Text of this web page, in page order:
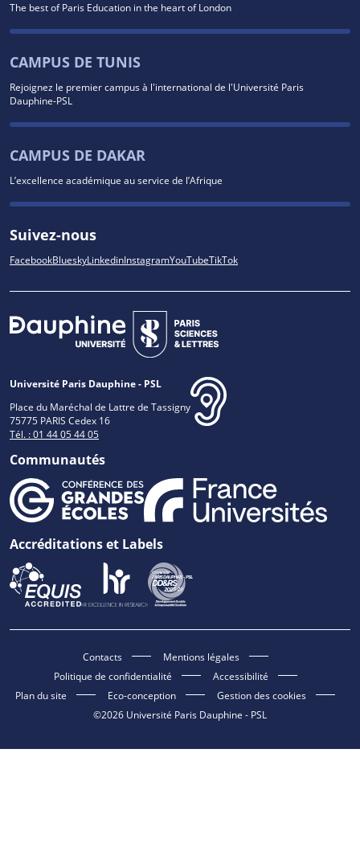
The best of Paris Education in the heart of London
CAMPUS DE TUNIS
Rejoignez le premier campus à l'international de l'Université Paris
Dauphine-PSL
CAMPUS DE DAKAR
L’excellence académique au service de l’Afrique
Suivez-nous
FacebookBlueskyLinkedinInstagramYouTubeTikTok
Université Paris Dauphine - PSL
Place du Maréchal de Lattre de Tassigny
75775 PARIS Cedex 16
Tél. : 01 44 05 44 05
Communautés
Accréditations et Labels
Contacts
Mentions légales
Politique de confidentialité
Accessibilité
Plan du site
Eco-conception
Gestion des cookies
©2026 Université Paris Dauphine - PSL